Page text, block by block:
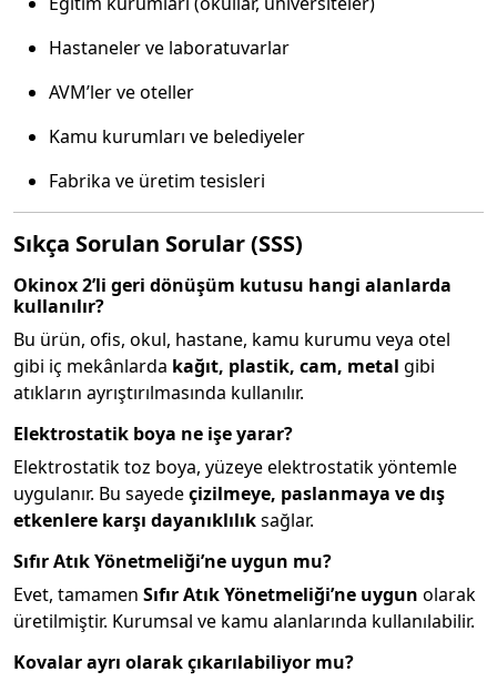
Hastaneler ve laboratuvarlar
AVM’ler ve oteller
Kamu kurumları ve belediyeler
Fabrika ve üretim tesisleri
Sıkça Sorulan Sorular (SSS)
Okinox 2’li geri dönüşüm kutusu hangi alanlarda
kullanılır?
Bu ürün, ofis, okul, hastane, kamu kurumu veya otel
gibi iç mekânlarda kağıt, plastik, cam, metal gibi
atıkların ayrıştırılmasında kullanılır.
Elektrostatik boya ne işe yarar?
Elektrostatik toz boya, yüzeye elektrostatik yöntemle
uygulanır. Bu sayedeçizilmeye, paslanmaya ve dış
etkenlere karşı dayanıklılıksağlar.
Sıfır Atık Yönetmeliği’ne uygun mu?
Evet, tamamen Sıfır Atık Yönetmeliği’ne uygun olarak
üretilmiştir. Kurumsal ve kamu alanlarında kullanılabilir.
Kovalar ayrı olarak çıkarılabiliyor mu?